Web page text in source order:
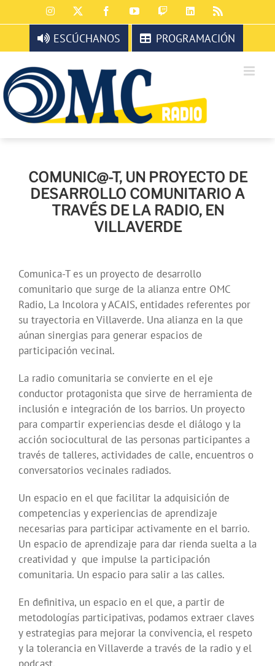
al
contenido
Instagram FacebookYouTubeTwitchLinkedIn
ESCÚCHANOS PROGRAMACIÓN
COMUNIC@-T, UN PROYECTO DE
DESARROLLO COMUNITARIO A
TRAVÉS DE LA RADIO, EN
VILLAVERDE
Comunica-T es un proyecto de desarrollo
comunitario que surge de la alianza entre OMC
Radio, La Incolora y ACAIS, entidades referentes por
su trayectoria en Villaverde. Una alianza en la que
aúnan sinergias para generar espacios de
participación vecinal.
La radio comunitaria se convierte en el eje
conductor protagonista que sirve de herramienta de
inclusión e integración de los barrios. Un proyecto
para compartir experiencias desde el diálogo y la
acción sociocultural de las personas participantes a
través de talleres, actividades de calle, encuentros o
conversatorios vecinales radiados.
Un espacio en el que facilitar la adquisición de
competencias y experiencias de aprendizaje
necesarias para participar activamente en el barrio.
Un espacio de aprendizaje para dar rienda suelta a la
creatividad y que impulse la participación
comunitaria. Un espacio para salir a las calles.
En definitiva, un espacio en el que, a partir de
metodologías participativas, podamos extraer claves
y estrategias para mejorar la convivencia, el respeto
y la tolerancia en Villaverde a través de la radio y el